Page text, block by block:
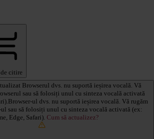
citire
Browserul dvs. nu suportă ieșirea vocală. Vă
sau să folosiți unul cu sinteza vocală activată
ul dvs. nu suportă ieșirea vocală. Vă rugăm
sau să folosiți unul cu sinteza vocală activată (ex:
Edge, Safari). Cum să actualizez?